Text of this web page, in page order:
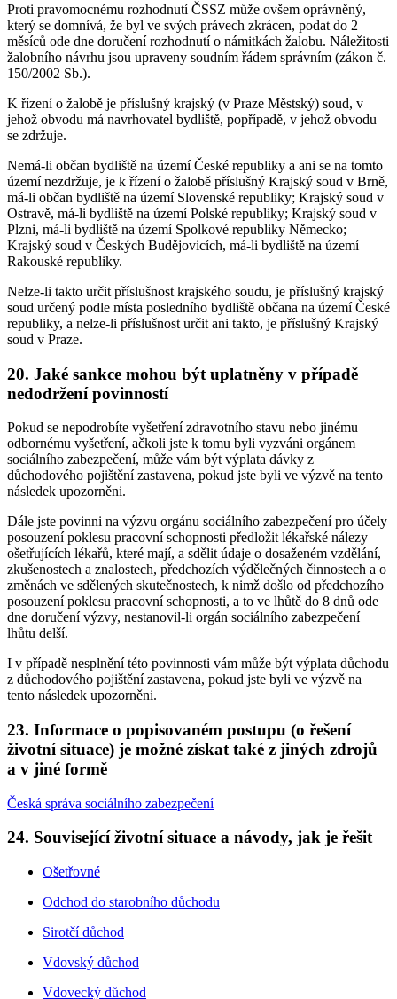
Proti pravomocnému rozhodnutí ČSSZ může ovšem oprávněný,
který se domnívá, že byl ve svých právech zkrácen, podat do 2
měsíců ode dne doručení rozhodnutí o námitkách žalobu. Náležitosti
žalobního návrhu jsou upraveny soudním řádem správním (zákon č.
150/2002 Sb.).
K řízení o žalobě je příslušný krajský (v Praze Městský) soud, v
jehož obvodu má navrhovatel bydliště, popřípadě, v jehož obvodu
se zdržuje.
Nemá-li občan bydliště na území České republiky a ani se na tomto
území nezdržuje, je k řízení o žalobě příslušný Krajský soud v Brně,
má-li občan bydliště na území Slovenské republiky; Krajský soud v
Ostravě, má-li bydliště na území Polské republiky; Krajský soud v
Plzni, má-li bydliště na území Spolkové republiky Německo;
Krajský soud v Českých Budějovicích, má-li bydliště na území
Rakouské republiky.
Nelze-li takto určit příslušnost krajského soudu, je příslušný krajský
soud určený podle místa posledního bydliště občana na území České
republiky, a nelze-li příslušnost určit ani takto, je příslušný Krajský
soud v Praze.
20. Jaké sankce mohou být uplatněny v případě
nedodržení povinností
Pokud se nepodrobíte vyšetření zdravotního stavu nebo jinému
odbornému vyšetření, ačkoli jste k tomu byli vyzváni orgánem
sociálního zabezpečení, může vám být výplata dávky z
důchodového pojištění zastavena, pokud jste byli ve výzvě na tento
následek upozorněni.
Dále jste povinni na výzvu orgánu sociálního zabezpečení pro účely
posouzení poklesu pracovní schopnosti předložit lékařské nálezy
ošetřujících lékařů, které mají, a sdělit údaje o dosaženém vzdělání,
zkušenostech a znalostech, předchozích výdělečných činnostech a o
změnách ve sdělených skutečnostech, k nimž došlo od předchozího
posouzení poklesu pracovní schopnosti, a to ve lhůtě do 8 dnů ode
dne doručení výzvy, nestanovil-li orgán sociálního zabezpečení
lhůtu delší.
I v případě nesplnění této povinnosti vám může být výplata důchodu
z důchodového pojištění zastavena, pokud jste byli ve výzvě na
tento následek upozorněni.
23. Informace o popisovaném postupu (o řešení
životní situace) je možné získat také z jiných zdrojů
a v jiné formě
Česká správa sociálního zabezpečení
24. Související životní situace a návody, jak je řešit
Ošetřovné
Odchod do starobního důchodu
Sirotčí důchod
Vdovský důchod
Vdovecký důchod